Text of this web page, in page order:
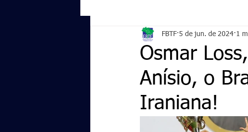
Marcelo Salazar Palmieri
Osmar
Anísio, o
Iraniana!
FBTF 5 de jun. de 2024 1